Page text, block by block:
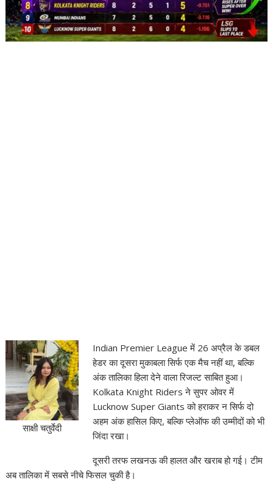
साक्षी चतुर्वेदी
Indian Premier League में 26 अप्रैल के डबल
हेडर का दूसरा मुकाबला सिर्फ एक मैच नहीं था, बल्कि
अंक तालिका हिला देने वाला रिजल्ट साबित हुआ।
Kolkata Knight Riders ने सुपर ओवर में
Lucknow Super Giants को हराकर न सिर्फ दो
अहम अंक हासिल किए, बल्कि प्लेऑफ की उम्मीदों को भी
जिंदा रखा।
दूसरी तरफ लखनऊ की हालत और खराब हो गई। टीम
अब तालिका में सबसे नीचे फिसल चुकी है।